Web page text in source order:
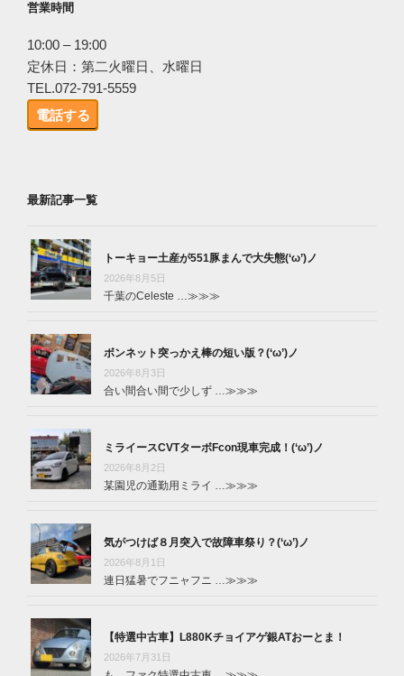
営業時間
10:00 – 19:00
定休日：第二火曜日、水曜日
TEL.072-791-5559
電話する
最新記事一覧
トーキョー土産が551豚まんで大失態(‘ω’)ノ
2026年8月5日
千葉のCeleste … ≫≫≫
ボンネット突っかえ棒の短い版？(‘ω’)ノ
2026年8月3日
合い間合い間で少しず … ≫≫≫
ミライースCVTターボFcon現車完成！(‘ω’)ノ
2026年8月2日
某園児の通勤用ミライ … ≫≫≫
気がつけば８月突入で故障車祭り？(‘ω’)ノ
2026年8月1日
連日猛暑でフニャフニ … ≫≫≫
【特選中古車】L880Kチョイアゲ銀ATおーとま！
2026年7月31日